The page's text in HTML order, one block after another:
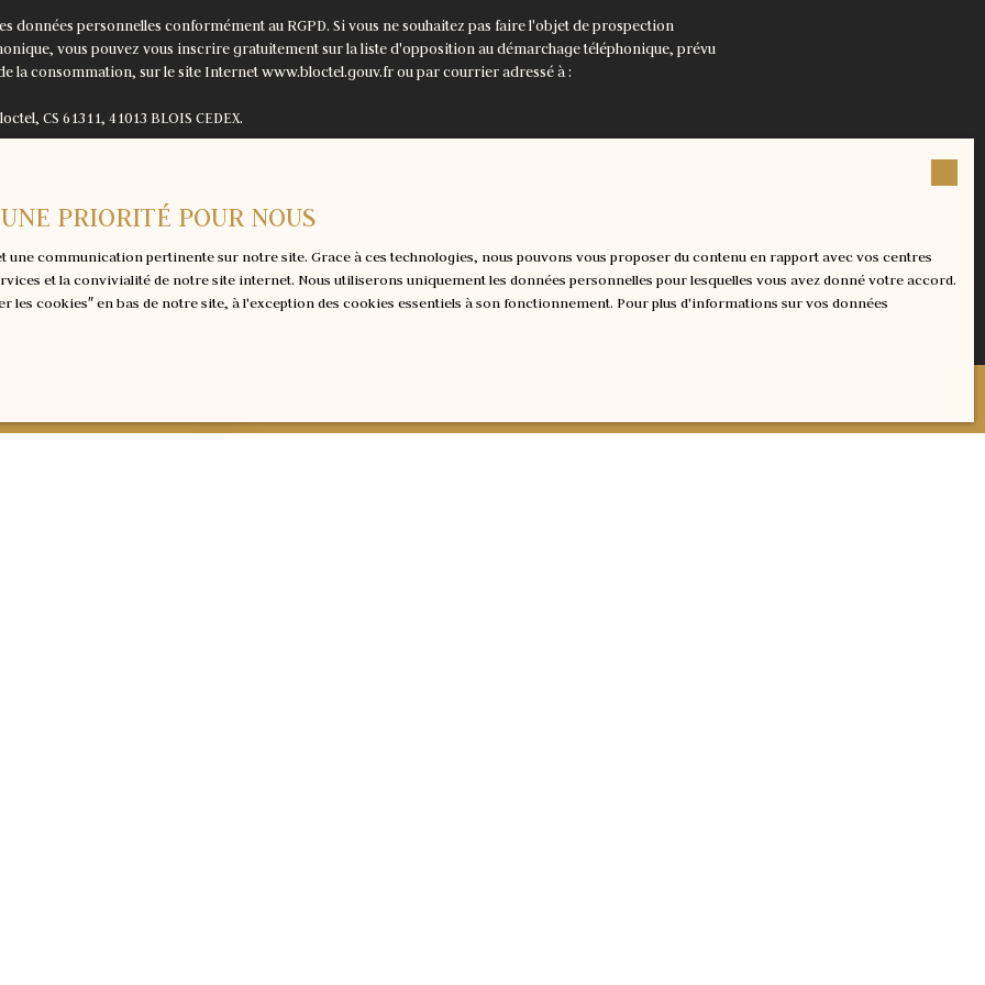
détendre dans un des
des commodités à
les médecins, tous
où nature et confort se
Loyer HC : 1 000€
: 1 100€ comprends : Eau
Entretien des espaces
910€ (dont 210€ d'état des
notre équipe pour
données personnelles conformément au RGPD. Si vous ne souhaitez pas faire l'objet de prospection
vous pouvez vous inscrire gratuitement sur la liste d'opposition au démarchage téléphonique, prévu
la consommation, sur le site Internet www.bloctel.gouv.fr ou par courrier adressé à :
CS 61311, 41013 BLOIS CEDEX.
Recevoir des annonces
PRIORITÉ POUR NOUS
communication pertinente sur notre site. Grace à ces technologies, nous pouvons vous proposer du contenu en rapport avec vos centres
et la convivialité de notre site internet. Nous utiliserons uniquement les données personnelles pour lesquelles vous avez donné votre accord.
cookies″ en bas de notre site, à l'exception des cookies essentiels à son fonctionnement. Pour plus d'informations sur vos données